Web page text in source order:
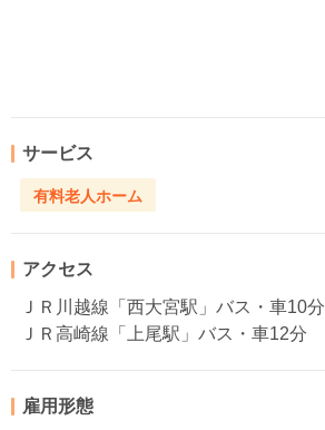
サービス
有料老人ホーム
アクセス
ＪＲ川越線「西大宮駅」バス・車10分
ＪＲ高崎線「上尾駅」バス・車12分
雇用形態